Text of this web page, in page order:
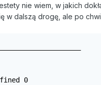
nie wiem, w jakich
w dalszą drogę, ale po
0